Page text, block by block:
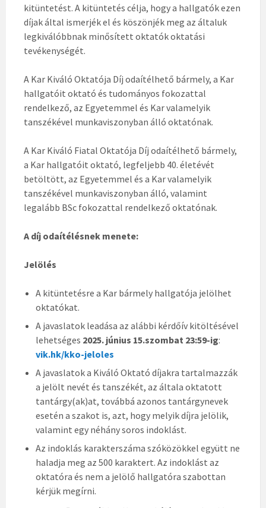
kitüntetést. A kitüntetés célja, hogy a hallgatók ezen
díjak által ismerjék el és köszönjék meg az általuk
legkiválóbbnak minősített oktatók oktatási
tevékenységét.
A Kar Kiváló Oktatója Díj odaítélhető bármely, a Kar
hallgatóit oktató és tudományos fokozattal
rendelkező, az Egyetemmel és Kar valamelyik
tanszékével munkaviszonyban álló oktatónak.
A Kar Kiváló Fiatal Oktatója Díj odaítélhető bármely,
a Kar hallgatóit oktató, legfeljebb 40. életévét
betöltött, az Egyetemmel és a Kar valamelyik
tanszékével munkaviszonyban álló, valamint
legalább BSc fokozattal rendelkező oktatónak.
A díj odaítélésnek menete:
Jelölés
A kitüntetésre a Kar bármely hallgatója jelölhet
oktatókat.
A javaslatok leadása az alábbi kérdőív kitöltésével
lehetséges 2025. június 15.szombat 23:59-ig:
vik.hk/kko-jeloles
A javaslatok a Kiváló Oktató díjakra tartalmazzák
a jelölt nevét és tanszékét, az általa oktatott
tantárgy(ak)at, továbbá azonos tantárgynevek
esetén a szakot is, azt, hogy melyik díjra jelölik,
valamint egy néhány soros indoklást.
Az indoklás karakterszáma szóközökkel együtt ne
haladja meg az 500 karaktert. Az indoklást az
oktatóra és nem a jelölő hallgatóra szabottan
kérjük megírni.